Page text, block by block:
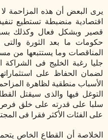
يرى البعض أن هذه المزاحمة
اقتصادية منضبطة تستطيع
قصير وبشكل فعال وكذلك
حكومات ما بعد الثورة
المناقصات وما يستتبعها من
جليا رغبة الخليج فى
لضمان الحفاظ على
الأسباب منطقية لظاهرة
التوغل فيها والذى سيقتل
سلبا على قدرته على خلق فرص
على الفئات الأكثر فقرا فى
الخلاصة أن القطاع الخاص